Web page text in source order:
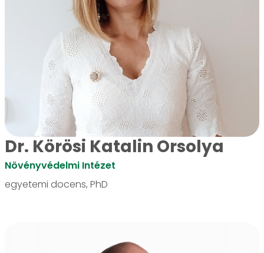
Dr. Körösi Katalin Orsolya
Növényvédelmi Intézet
egyetemi docens, PhD